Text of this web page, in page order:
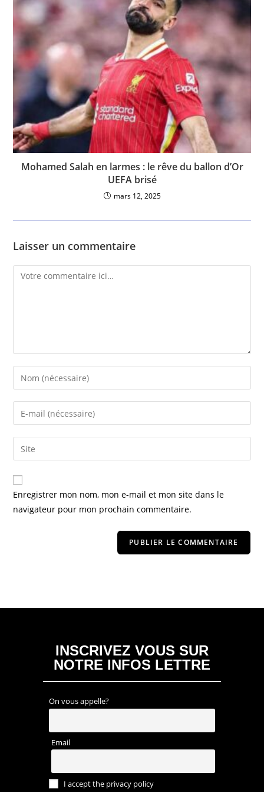
Mohamed Salah en larmes : le rêve du ballon d’Or
UEFA brisé
mars 12, 2025
Laisser un commentaire
Enregistrer mon nom, mon e-mail et mon site dans le
navigateur pour mon prochain commentaire.
INSCRIVEZ VOUS SUR
NOTRE INFOS LETTRE
On vous appelle?
Email
I accept the privacy policy